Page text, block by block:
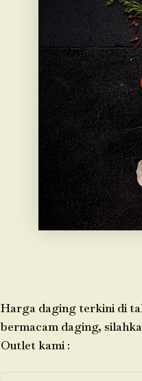
Harga daging terkini di
bermacam daging,
Outlet kami :